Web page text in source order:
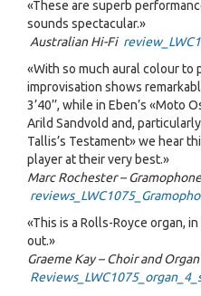
«These are superb
sounds spectacular.»
Australian Hi-Fi
«With so much aural colour to
improvisation shows
3’40’’, while in Eben’s «Moto
Arild Sandvold and,
Tallis’s Testament» we hear
player at their very best.»
Marc Rochester – Gramophone
«This is a Rolls-Royce organ,
out.»
Graeme Kay – Choir and Organ